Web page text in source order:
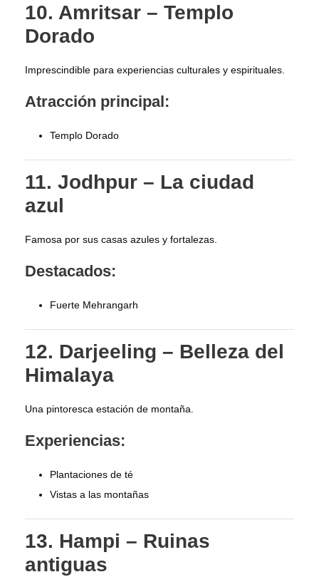
10. Amritsar – Templo
Dorado
Imprescindible para experiencias culturales y espirituales.
Atracción principal:
Templo Dorado
11. Jodhpur – La ciudad
azul
Famosa por sus casas azules y fortalezas.
Destacados:
Fuerte Mehrangarh
12. Darjeeling – Belleza del
Himalaya
Una pintoresca estación de montaña.
Experiencias:
Plantaciones de té
Vistas a las montañas
13. Hampi – Ruinas
antiguas